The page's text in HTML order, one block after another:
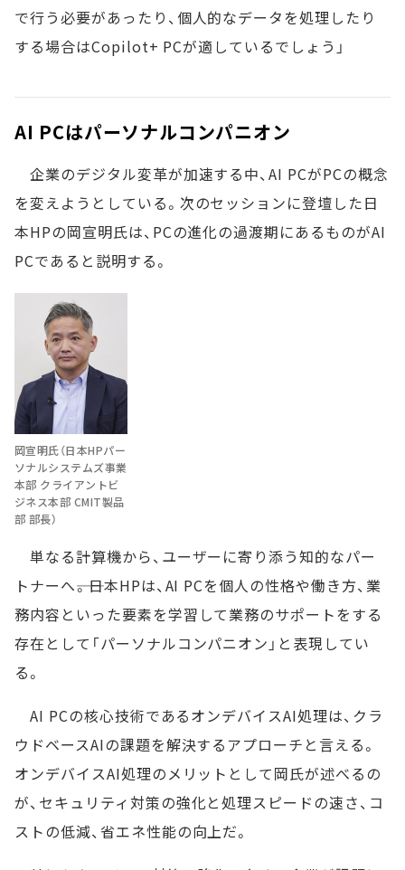
で行う必要があったり、個人的なデータを処理したり
する場合はCopilot+ PCが適しているでしょう」
AI PCはパーソナルコンパニオン
企業のデジタル変革が加速する中、AI PCがPCの概念
を変えようとしている。次のセッションに登壇した日
本HPの岡宣明氏は、PCの進化の過渡期にあるものがAI
PCであると説明する。
岡宣明氏（日本HPパー
ソナルシステムズ事業
本部 クライアントビ
ジネス本部 CMIT製品
部 部長）
単なる計算機から、ユーザーに寄り添う知的なパー
トナーへ――。日本HPは、AI PCを個人の性格や働き方、業
務内容といった要素を学習して業務のサポートをする
存在として「パーソナルコンパニオン」と表現してい
る。
AI PCの核心技術であるオンデバイスAI処理は、クラ
ウドベースAIの課題を解決するアプローチと言える。
オンデバイスAI処理のメリットとして岡氏が述べるの
が、セキュリティ対策の強化と処理スピードの速さ、コ
ストの低減、省エネ性能の向上だ。